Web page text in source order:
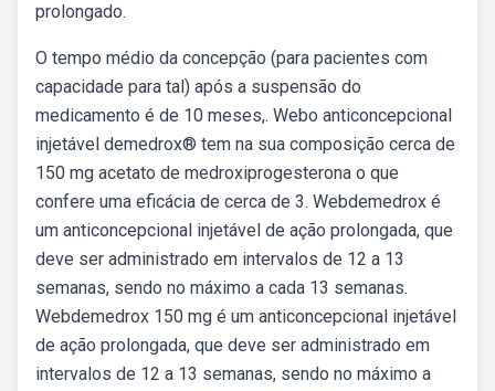
prolongado.
O tempo médio da concepção (para pacientes com
capacidade para tal) após a suspensão do
medicamento é de 10 meses,. Webo anticoncepcional
injetável demedrox® tem na sua composição cerca de
150 mg acetato de medroxiprogesterona o que
confere uma eficácia de cerca de 3. Webdemedrox é
um anticoncepcional injetável de ação prolongada, que
deve ser administrado em intervalos de 12 a 13
semanas, sendo no máximo a cada 13 semanas.
Webdemedrox 150 mg é um anticoncepcional injetável
de ação prolongada, que deve ser administrado em
intervalos de 12 a 13 semanas, sendo no máximo a